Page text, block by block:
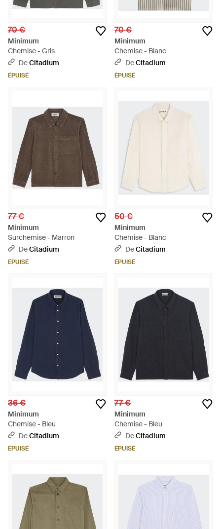
70 €
Minimum
Chemise - Gris
DeCitadium
ÉPUISÉ
70 €
Minimum
Chemise - Blanc
DeCitadium
ÉPUISÉ
77 €
Minimum
Surchemise - Marron
DeCitadium
ÉPUISÉ
50 €
Minimum
Chemise - Blanc
DeCitadium
ÉPUISÉ
36 €
Minimum
Chemise - Bleu
DeCitadium
ÉPUISÉ
77 €
Minimum
Chemise - Bleu
DeCitadium
ÉPUISÉ